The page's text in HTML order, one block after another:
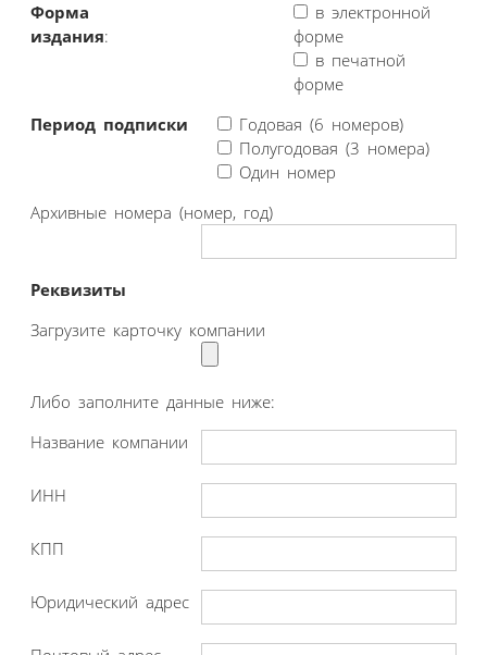
Форма
издания:
в электронной
форме
в печатной
форме
Период подписки
Годовая (6 номеров)
Полугодовая (3 номера)
Один номер
Архивные номера (номер, год)
Реквизиты
Загрузите карточку компании
Либо заполните данные ниже:
Название компании
ИНН
КПП
Юридический адрес